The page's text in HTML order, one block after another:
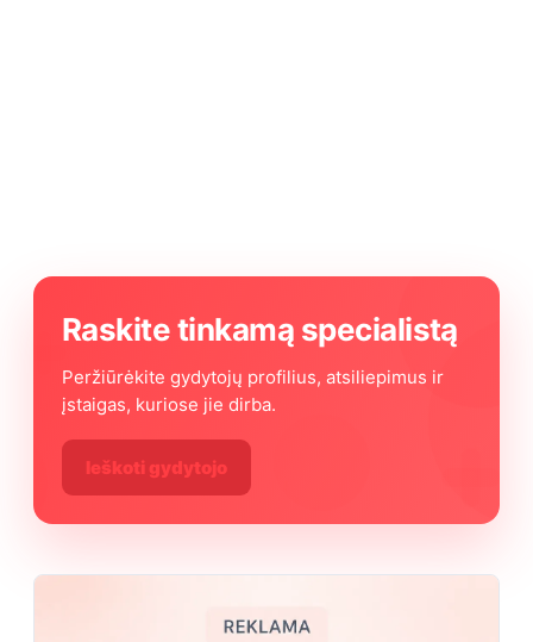
Raskite tinkamą specialistą
Peržiūrėkite gydytojų profilius, atsiliepimus ir
įstaigas, kuriose jie dirba.
Ieškoti gydytojo